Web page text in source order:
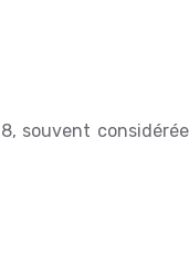
souvent considérée